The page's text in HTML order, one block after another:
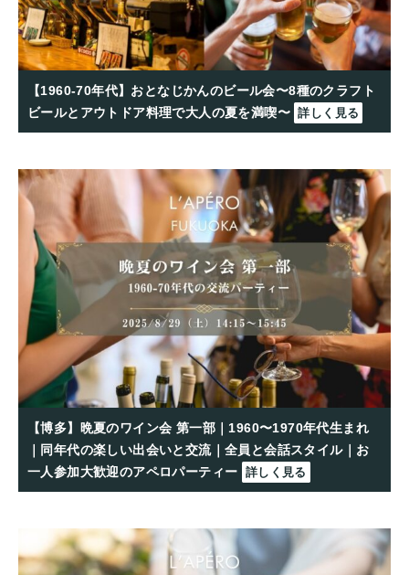
【1960-70年代】おとなじかんのビール会〜8種のクラフト
ビールとアウトドア料理で大人の夏を満喫〜 詳しく見る
【博多】晩夏のワイン会 第一部｜1960〜1970年代生まれ
｜同年代の楽しい出会いと交流｜全員と会話スタイル｜お
一人参加大歓迎のアペロパーティー 詳しく見る